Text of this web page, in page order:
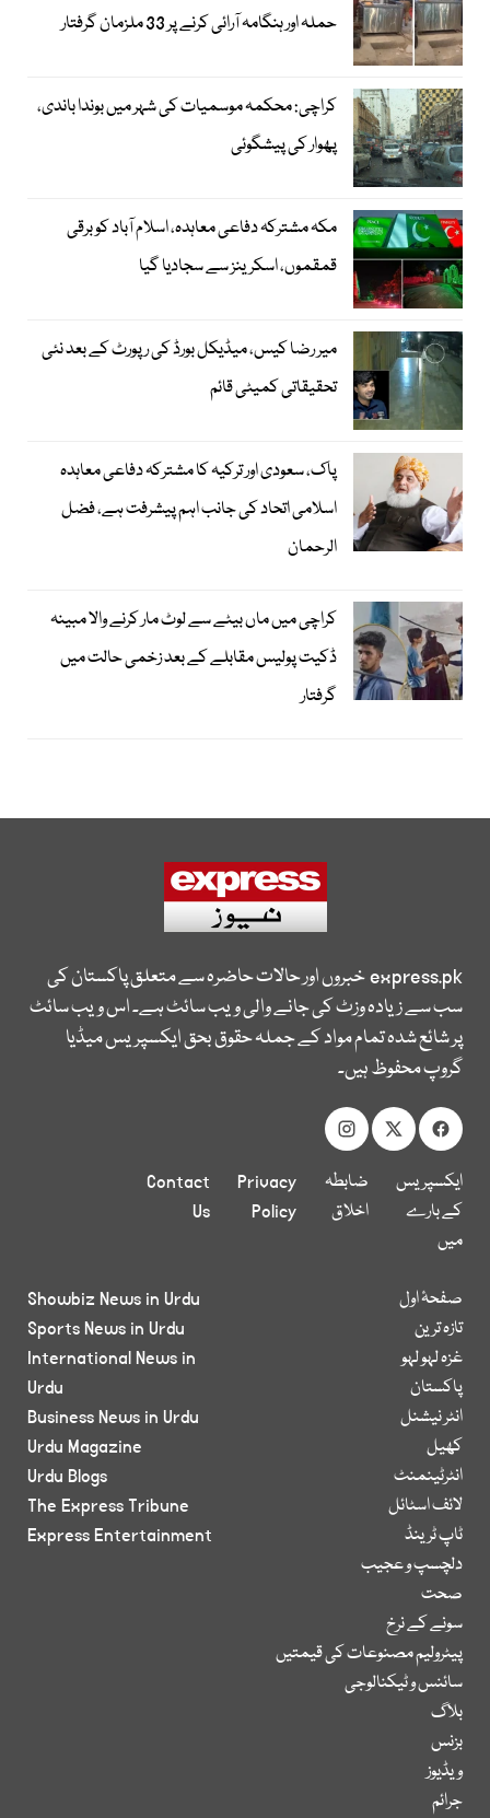
حملہ اور ہنگامہ آرائی کرنے پر 33 ملزمان گرفتار
کراچی: محکمہ موسمیات کی شہر میں بوندا باندی،
پھوار کی پیشگوئی
مکہ مشترکہ دفاعی معاہدہ، اسلام آباد کو برقی
قمقموں، اسکرینز سے سجادیا گیا
میر رضا کیس، میڈیکل بورڈ کی رپورٹ کے بعد نئی
تحقیقاتی کمیٹی قائم
پاک، سعودی اور ترکیہ کا مشترکہ دفاعی معاہدہ
اسلامی اتحاد کی جانب اہم پیشرفت ہے، فضل
الرحمان
کراچی میں ماں بیٹے سے لوٹ مار کرنے والا مبینہ
ڈکیت پولیس مقابلے کے بعد زخمی حالت میں
گرفتار
express.pkخبروں اور حالات حاضرہ سے متعلق پاکستان کی
سب سے زیادہ وزٹ کی جانے والی ویب سائٹ ہے۔ اس ویب سائٹ
پر شائع شدہ تمام مواد کے جملہ حقوق بحق ایکسپریس میڈیا
گروپ محفوظ ہیں۔
ایکسپریس
کے بارے
میں
ضابطہ
اخلاق
Privacy
Policy
Contact
Us
صفحۂ اول
تازہ ترین
غزہ لہو لہو
پاکستان
انٹر نیشنل
کھیل
انٹرٹینمنٹ
لائف اسٹائل
ٹاپ ٹرینڈ
دلچسپ و عجیب
صحت
سونے کے نرخ
پیٹرولیم مصنوعات کی قیمتیں
سائنس و ٹیکنالوجی
بلاگ
بزنس
ویڈیوز
جرائم
Showbiz News in Urdu
Sports News in Urdu
International News in
Urdu
Business News in Urdu
Urdu Magazine
Urdu Blogs
The Express Tribune
Express Entertainment